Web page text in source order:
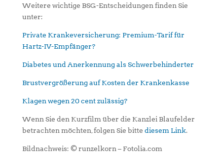
Weitere wichtige BSG-Entscheidungen finden Sie
unter:
Private Krankeversicherung: Premium-Tarif für
Hartz-IV-Empfänger?
Diabetes und Anerkennung als Schwerbehinderter
Brustvergrößerung auf Kosten der Krankenkasse
Klagen wegen 20 cent zulässig?
Wenn Sie den Kurzfilm über die Kanzlei Blaufelder
betrachten möchten, folgen Sie bitte diesem Link.
Bildnachweis: © runzelkorn – Fotolia.com